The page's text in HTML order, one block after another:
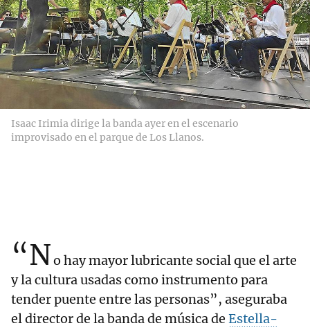
Isaac Irimia dirige la banda ayer en el escenario
improvisado en el parque de Los Llanos.
“No hay mayor lubricante social que el arte
y la cultura usadas como instrumento para
tender puente entre las personas”, aseguraba
el director de la banda de música de Estella-